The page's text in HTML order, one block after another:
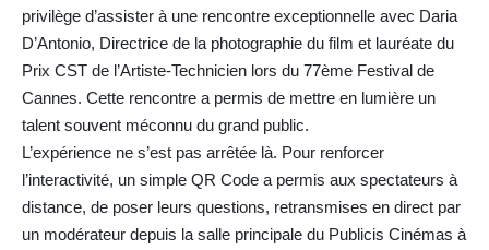
privilège d’assister à une rencontre exceptionnelle avec Daria
D’Antonio, Directrice de la photographie du film et lauréate du
Prix CST de l’Artiste-Technicien lors du 77ème Festival de
Cannes. Cette rencontre a permis de mettre en lumière un
talent souvent méconnu du grand public.
L’expérience ne s’est pas arrêtée là. Pour renforcer
l’interactivité, un simple QR Code a permis aux spectateurs à
distance, de poser leurs questions, retransmises en direct par
un modérateur depuis la salle principale du Publicis Cinémas à